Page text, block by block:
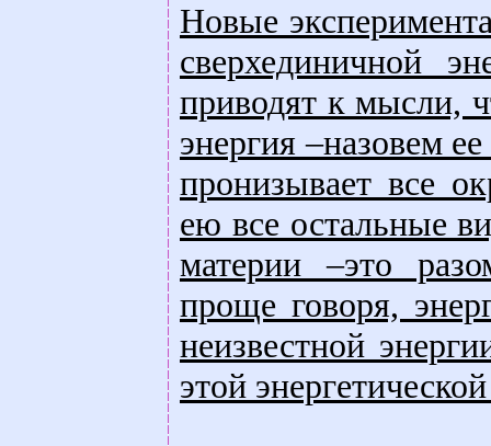
Новые
сверхединичной
приводят к мысли,
энергия –назовем
пронизывает все
ею все остальные
материи –это
проще говоря,
неизвестной
этой